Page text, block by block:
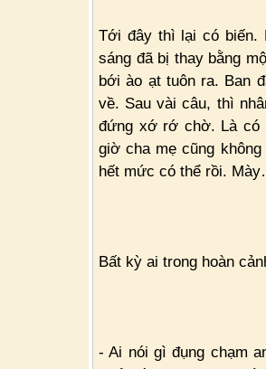
Tới đây thì lại có biến.
sáng đã bị thay bằng
bới ào ạt tuôn ra. Ban
về. Sau vài câu, thì
đứng xớ rớ chờ. Là có
giờ cha mẹ cũng
hết mức có thể rồi.
Bất kỳ ai trong hoàn
- Ai nói gì đụng chạm